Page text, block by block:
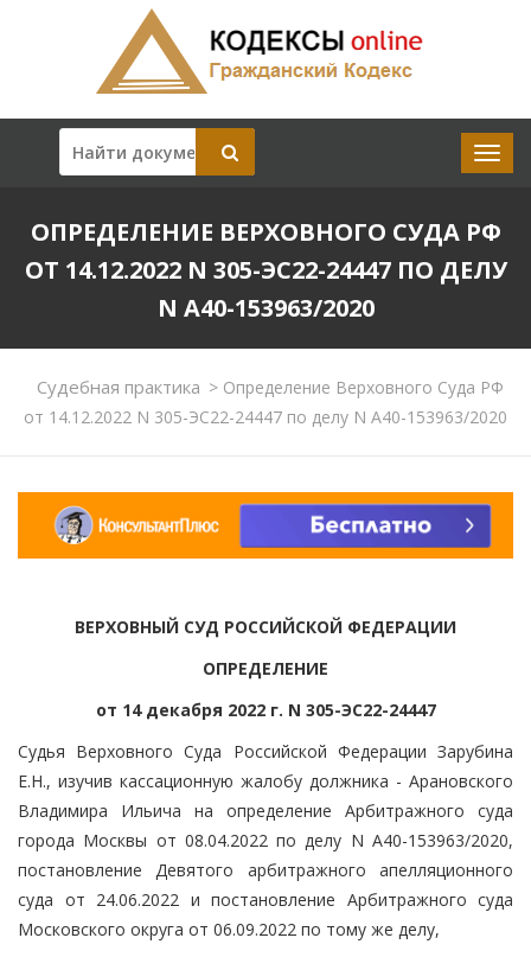
ОПРЕДЕЛЕНИЕ ВЕРХОВНОГО СУДА РФ
ОТ 14.12.2022 N 305-ЭС22-24447 ПО ДЕЛУ
N А40-153963/2020
Судебная практика >Определение Верховного Суда РФ
от 14.12.2022 N 305-ЭС22-24447 по делу N А40-153963/2020
ВЕРХОВНЫЙ СУД РОССИЙСКОЙ ФЕДЕРАЦИИ
ОПРЕДЕЛЕНИЕ
от 14 декабря 2022 г. N 305-ЭС22-24447
Судья Верховного Суда Российской Федерации Зарубина
Е.Н., изучив кассационную жалобу должника - Арановского
Владимира Ильича на определение Арбитражного суда
города Москвы от 08.04.2022 по делу N А40-153963/2020,
постановление Девятого арбитражного апелляционного
суда от 24.06.2022 и постановление Арбитражного суда
Московского округа от 06.09.2022 по тому же делу,